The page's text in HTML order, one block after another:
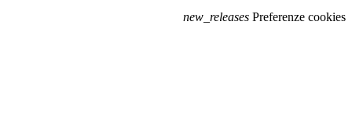
new_releases Preferenze cookies